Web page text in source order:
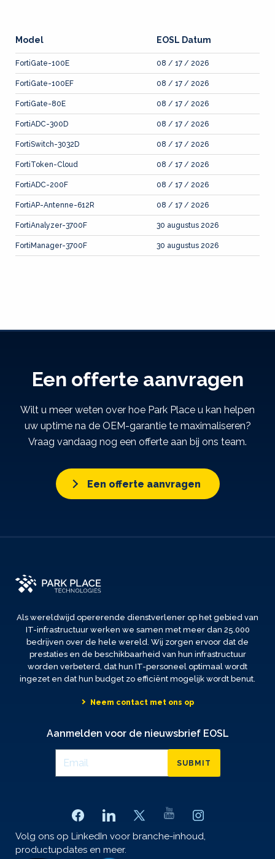
Model EOSL Datum
FortiGate-100E 08 / 17 / 2026
FortiGate-100EF 08 / 17 / 2026
FortiGate-80E 08 / 17 / 2026
FortiADC-300D 08 / 17 / 2026
FortiSwitch-3032D 08 / 17 / 2026
FortiToken-Cloud 08 / 17 / 2026
FortiADC-200F 08 / 17 / 2026
FortiAP-Antenne-612R 08 / 17 / 2026
FortiAnalyzer-3700F 30 augustus 2026
FortiManager-3700F 30 augustus 2026
Een offerte aanvragen
Wilt u meer weten over hoe Park Place u kan helpen
uw uptime na de OEM-garantie te maximaliseren?
Vraag vandaag nog een offerte aan bij ons team.
Een offerte aanvragen
Als wereldwijd opererende dienstverlener op het gebied van
IT-infrastructuur werken we samen met meer dan 25.000
bedrijven over de hele wereld. Wij zorgen ervoor dat de
prestaties en de beschikbaarheid van hun infrastructuur
worden verbeterd, dat hun IT-personeel optimaal wordt
ingezet en dat hun budget zo efficiënt mogelijk wordt benut.
Neem contact met ons op
Aanmelden voor de nieuwsbrief EOSL
SUBMIT
Volg ons op LinkedIn voor branche-inhoud,
productupdates en meer.